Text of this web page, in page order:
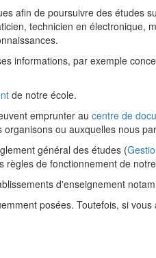
afin de poursuivre des études
technicien en électronique,
informations, par exemple
de notre école.
emprunter au centre de
ou auxquelles nous
général des études (
de fonctionnement de
d'enseignement
posées. Toutefois, si